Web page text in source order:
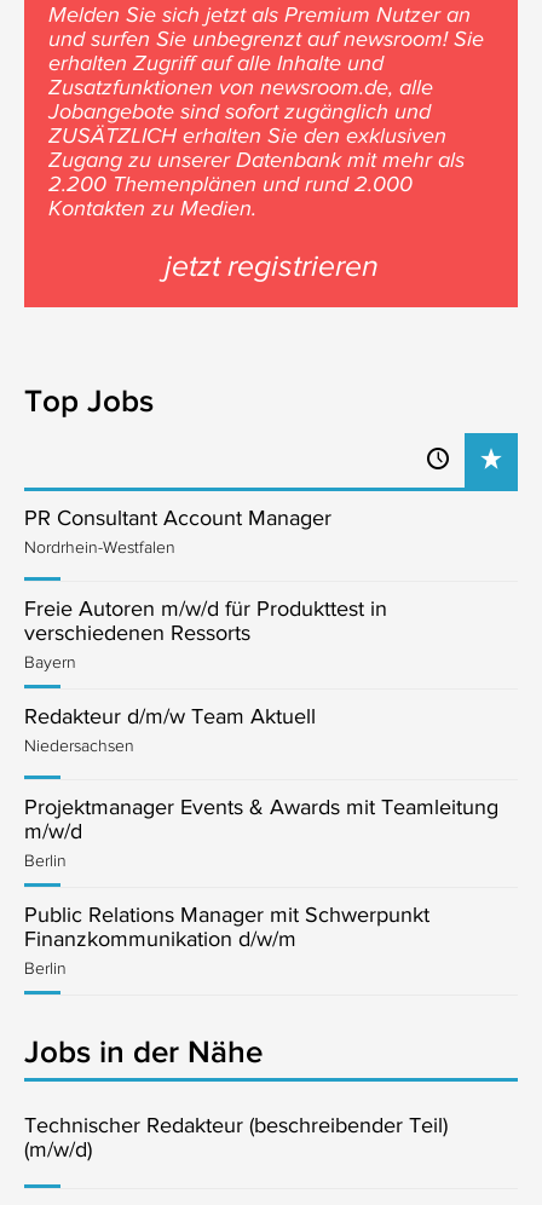
Melden Sie sich jetzt als Premium Nutzer an
und surfen Sie unbegrenzt auf newsroom! Sie
erhalten Zugriff auf alle Inhalte und
Zusatzfunktionen von newsroom.de, alle
Jobangebote sind sofort zugänglich und
ZUSÄTZLICH erhalten Sie den exklusiven
Zugang zu unserer Datenbank mit mehr als
2.200 Themenplänen und rund 2.000
Kontakten zu Medien.
jetzt registrieren
Top Jobs
PR Consultant Account Manager
Nordrhein-Westfalen
Freie Autoren m/w/d für Produkttest in
verschiedenen Ressorts
Bayern
Redakteur d/m/w Team Aktuell
Niedersachsen
Projektmanager Events & Awards mit Teamleitung
m/w/d
Berlin
Public Relations Manager mit Schwerpunkt
Finanzkommunikation d/w/m
Berlin
Jobs in der Nähe
Technischer Redakteur (beschreibender Teil)
(m/w/d)